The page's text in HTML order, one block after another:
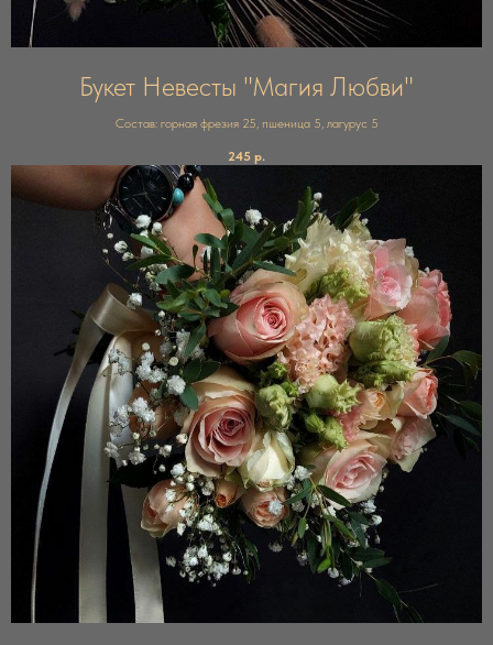
Букет Невесты "Магия Любви"
Состав: горная фрезия 25, пшеница 5, лагурус 5
245 р.